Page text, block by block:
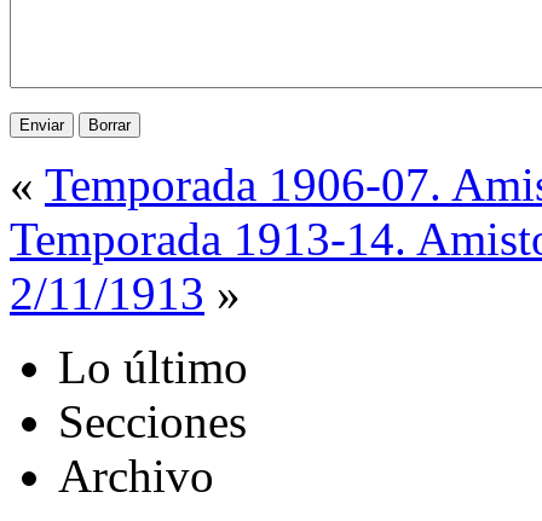
« Temporada 1906-07.
Temporada 1913-14.
2/11/1913 »
Lo último
Secciones
Archivo